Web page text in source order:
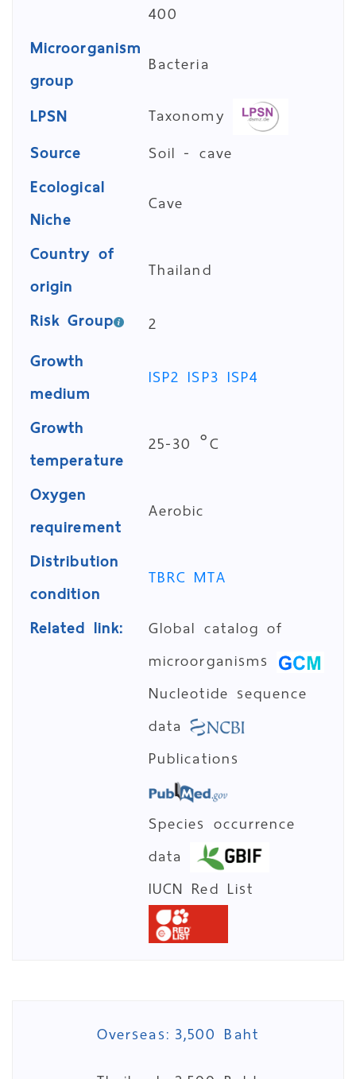
400
Microorganism
group
Bacteria
LPSN
Taxonomy
Source
Soil - cave
Ecological
Niche
Cave
Country of
origin
Thailand
Risk Group
2
Growth
medium
ISP2 ISP3 ISP4
Growth
temperature
25-30 °C
Oxygen
requirement
Aerobic
Distribution
condition
TBRC MTA
Related link:
Global catalog of
microorganisms
Nucleotide sequence
data
Publications
Species occurrence
data
IUCN Red List
Overseas: 3,500 Baht